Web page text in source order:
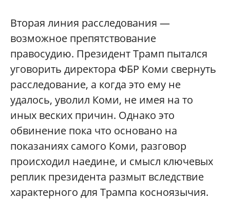
Вторая линия расследования —
возможное препятствование
правосудию. Президент Трамп пытался
уговорить директора ФБР Коми свернуть
расследование, а когда это ему не
удалось, уволил Коми, не имея на то
иных веских причин. Однако это
обвинение пока что основано на
показаниях самого Коми, разговор
происходил наедине, и смысл ключевых
реплик президента размыт вследствие
характерного для Трампа косноязычия.